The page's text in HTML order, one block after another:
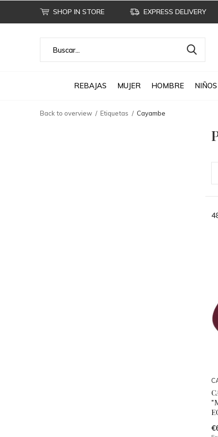
REBAJAS MUJER HOMBRE NIÑOS
SHOP IN STORE EXPRESS DELIVERY
Back to overview Etiquetas Cayambe